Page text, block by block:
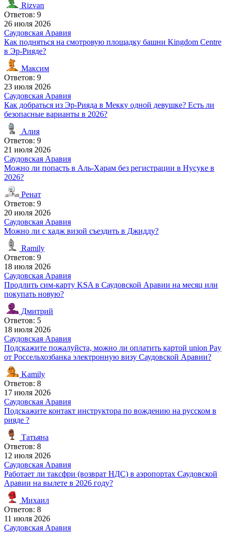
Rizvan
Ответов: 9
26 июля 2026
Саудовская Аравия
Как подняться на смотровую площадку башни Kingdom Centre
в Эр-Рияде?
Максим
Ответов: 9
23 июля 2026
Саудовская Аравия
Как добраться из Эр-Рияда в Мекку одной девушке? Есть ли
безопасные варианты в 2026?
Алия
Ответов: 9
21 июля 2026
Саудовская Аравия
Можно ли попасть в Аль-Харам без регистрации в Нусуке в
2026?
Ренат
Ответов: 9
20 июля 2026
Саудовская Аравия
Можно ли с хадж визой съездить в Джидду?
Ramily
Ответов: 9
18 июля 2026
Саудовская Аравия
Продлить сим-карту KSA в Саудовской Аравии на месяц или
покупать новую?
Дмитрий
Ответов: 5
18 июля 2026
Саудовская Аравия
Подскажите пожалуйста, можно ли оплатить картой union Pay
от Россельхозбанка электронную визу Саудовской Аравии?
Kamily
Ответов: 8
17 июля 2026
Саудовская Аравия
Подскажите контакт инструктора по вождению на русском в
рияде ?
Татьяна
Ответов: 8
12 июля 2026
Саудовская Аравия
Работает ли таксфри (возврат НДС) в аэропортах Саудовской
Аравии на вылете в 2026 году?
Михаил
Ответов: 8
11 июля 2026
Саудовская Аравия